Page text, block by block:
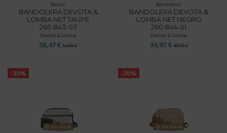
Bolsos
BANDOLERA DEVOTA &
LOMBA NET TAUPE
260.843-03
Devota & Lomba
38,47 €54,95 €
Bandoleras
BANDOLERA DEVOTA &
LOMBA NET NEGRO
260.844-01
Devota & Lomba
34,97 € 49,95 €
-30%
Sin stock
-30%
Sin stock